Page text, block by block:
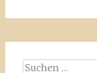
Suchen